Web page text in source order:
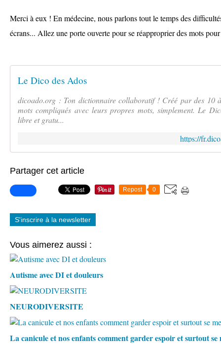
Merci à eux ! En médecine, nous parlons tout le temps des
écrans... Allez une porte ouverte pour se réapproprier des mots
Le Dico des Ados
dicoado.org : Ton dictionnaire collaboratif ! Créé par des 10
mots compliqués avec leurs propres mots, simplement. Le
libre et gratu...
https://
Partager cet article
Repost 0
S'inscrire à la newsletter
Vous aimerez aussi :
Autisme avec DI et douleurs
NEURODIVERSITE
La canicule et nos enfants comment garder espoir et surtout